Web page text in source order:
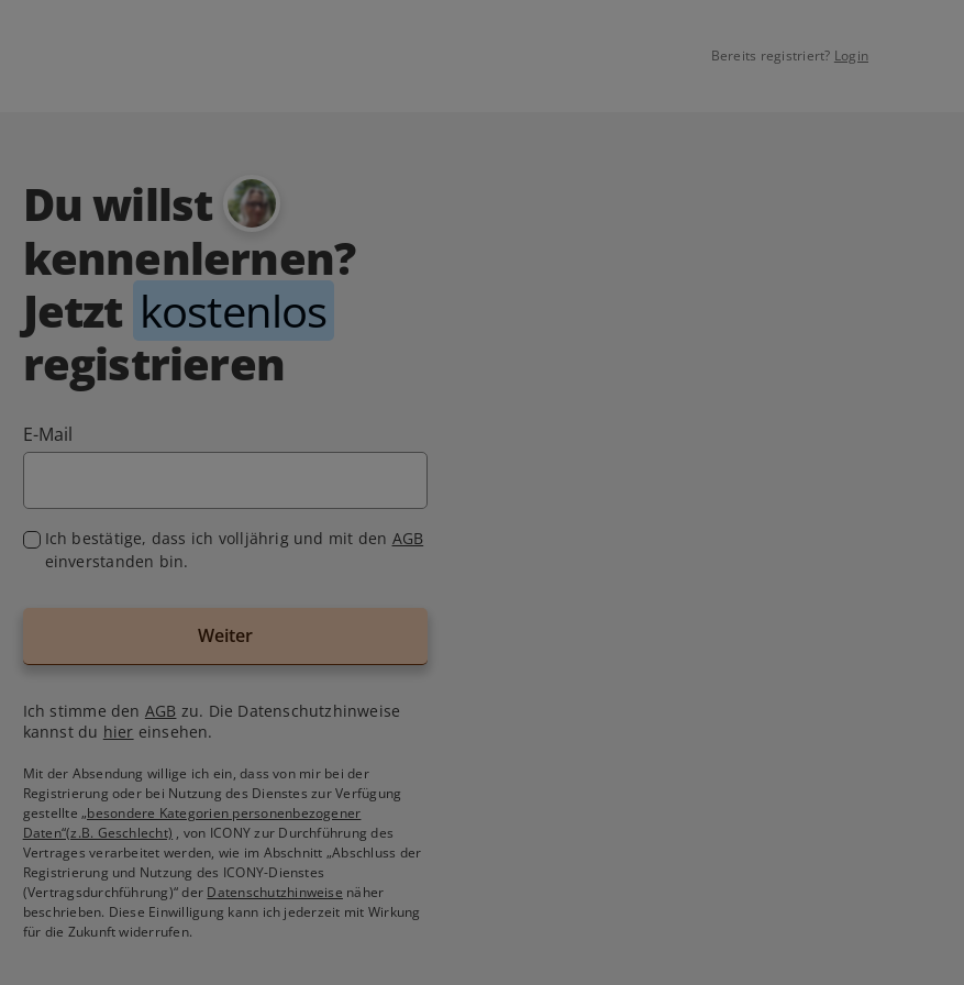
Bereits registriert? Login
Du willst
kennenlernen?
Jetzt kostenlos
registrieren
E-Mail
Ich bestätige, dass ich volljährig und mit den AGB
einverstanden bin.
Weiter
Ich stimme den AGB zu. Die Datenschutzhinweise
kannst du hier einsehen.
Mit der Absendung willige ich ein, dass von mir bei der
Registrierung oder bei Nutzung des Dienstes zur Verfügung
gestellte„besondere Kategorien personenbezogener
Daten“(z.B. Geschlecht) , von ICONY zur Durchführung des
Vertrages verarbeitet werden, wie im Abschnitt „Abschluss der
Registrierung und Nutzung des ICONY-Dienstes
(Vertragsdurchführung)“ der Datenschutzhinweise näher
beschrieben. Diese Einwilligung kann ich jederzeit mit Wirkung
für die Zukunft widerrufen.